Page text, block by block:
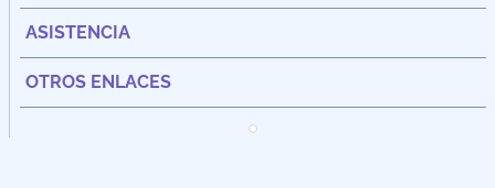
ASISTENCIA
OTROS ENLACES